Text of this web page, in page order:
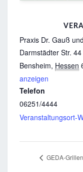
Praxis Dr. Gauß
Darmstädter Str. 44
Bensheim, Hessen
anzeigen
Telefon
06251/4444
Veranstaltungsort-
GEDA-Grillen